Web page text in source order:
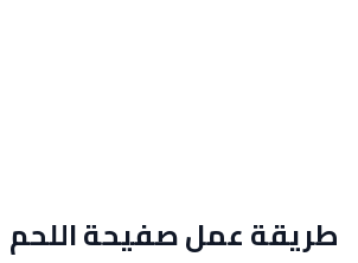
طريقة عمل صفيحة اللحم